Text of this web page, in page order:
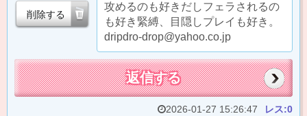
攻めるのも好きだしフェラされるの
も好き緊縛、目隠しプレイも好き。
dripdro-drop@yahoo.co.jp
削除する
返信する
2026-01-27 15:26:47 レス:0